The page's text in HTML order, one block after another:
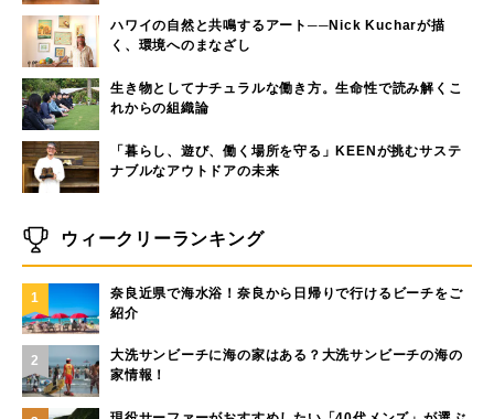
ハワイの自然と共鳴するアート──Nick Kucharが描
く、環境へのまなざし
生き物としてナチュラルな働き方。生命性で読み解くこ
れからの組織論
「暮らし、遊び、働く場所を守る」KEENが挑むサステ
ナブルなアウトドアの未来
ウィークリーランキング
1
奈良近県で海水浴！奈良から日帰りで行けるビーチをご
紹介
2
大洗サンビーチに海の家はある？大洗サンビーチの海の
家情報！